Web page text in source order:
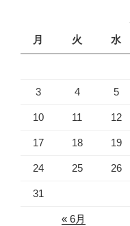
月
火 水
3 4 5
10 11 12
17 18 19
24 25 26
31
« 6月